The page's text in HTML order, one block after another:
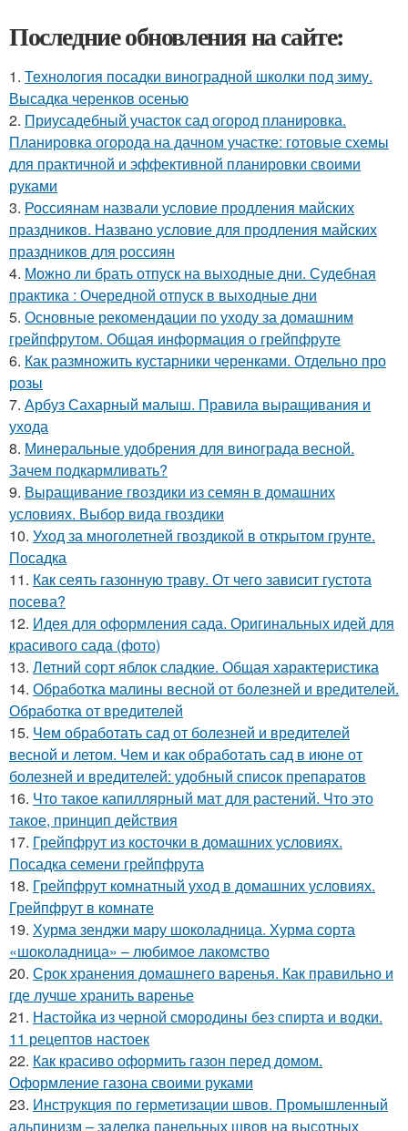
Последние обновления на сайте:
1. Технология посадки виноградной школки под зиму.
Высадка черенков осенью
2. Приусадебный участок сад огород планировка.
Планировка огорода на дачном участке: готовые схемы
для практичной и эффективной планировки своими
руками
3. Россиянам назвали условие продления майских
праздников. Названо условие для продления майских
праздников для россиян
4. Можно ли брать отпуск на выходные дни. Судебная
практика : Очередной отпуск в выходные дни
5. Основные рекомендации по уходу за домашним
грейпфрутом. Общая информация о грейпфруте
6. Как размножить кустарники черенками. Отдельно про
розы
7. Арбуз Сахарный малыш. Правила выращивания и
ухода
8. Минеральные удобрения для винограда весной.
Зачем подкармливать?
9. Выращивание гвоздики из семян в домашних
условиях. Выбор вида гвоздики
10. Уход за многолетней гвоздикой в открытом грунте.
Посадка
11. Как сеять газонную траву. От чего зависит густота
посева?
12. Идея для оформления сада. Оригинальных идей для
красивого сада (фото)
13. Летний сорт яблок сладкие. Общая характеристика
14. Обработка малины весной от болезней и вредителей.
Обработка от вредителей
15. Чем обработать сад от болезней и вредителей
весной и летом. Чем и как обработать сад в июне от
болезней и вредителей: удобный список препаратов
16. Что такое капиллярный мат для растений. Что это
такое, принцип действия
17. Грейпфрут из косточки в домашних условиях.
Посадка семени грейпфрута
18. Грейпфрут комнатный уход в домашних условиях.
Грейпфрут в комнате
19. Хурма зенджи мару шоколадница. Хурма сорта
«шоколадница» – любимое лакомство
20. Срок хранения домашнего варенья. Как правильно и
где лучше хранить варенье
21. Настойка из черной смородины без спирта и водки.
11 рецептов настоек
22. Как красиво оформить газон перед домом.
Оформление газона своими руками
23. Инструкция по герметизации швов. Промышленный
альпинизм – заделка панельных швов на высотных